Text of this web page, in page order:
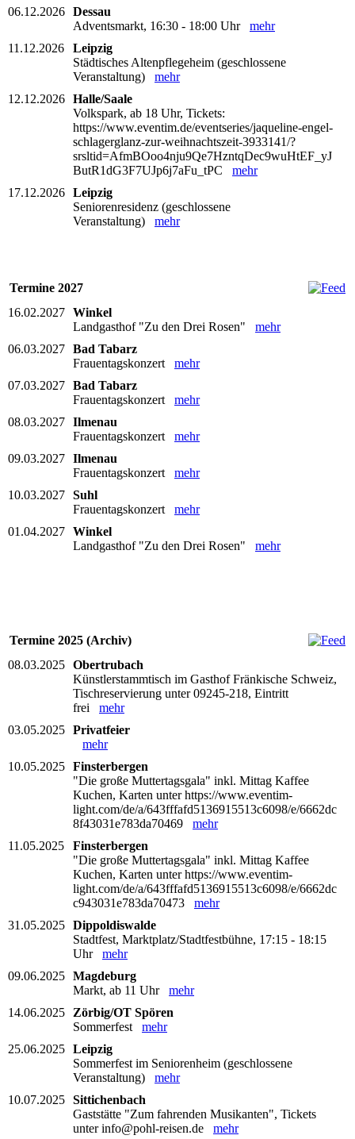
06.12.2026 Dessau
Adventsmarkt, 16:30 - 18:00 Uhr mehr
11.12.2026
Leipzig
Städtisches Altenpflegeheim (geschlossene
Veranstaltung) mehr
12.12.2026 Halle/Saale
Volkspark, ab 18 Uhr, Tickets:
https://www.eventim.de/eventseries/jaqueline-engel-
schlagerglanz-zur-weihnachtszeit-3933141/?
srsltid=AfmBOoo4nju9Qe7HzntqDec9wuHtEF_yJ
ButR1dG3F7UJp6j7aFu_tPC mehr
17.12.2026 Leipzig
Seniorenresidenz (geschlossene
Veranstaltung) mehr
Termine 2027
16.02.2027 Winkel
Landgasthof "Zu den Drei Rosen" mehr
06.03.2027 Bad Tabarz
Frauentagskonzert mehr
07.03.2027 Bad Tabarz
Frauentagskonzert mehr
08.03.2027 Ilmenau
Frauentagskonzert mehr
09.03.2027 Ilmenau
Frauentagskonzert mehr
10.03.2027 Suhl
Frauentagskonzert mehr
01.04.2027 Winkel
Landgasthof "Zu den Drei Rosen" mehr
Termine 2025 (Archiv)
08.03.2025 Obertrubach
Künstlerstammtisch im Gasthof Fränkische Schweiz,
Tischreservierung unter 09245-218, Eintritt
frei mehr
03.05.2025 Privatfeier
mehr
10.05.2025 Finsterbergen
"Die große Muttertagsgala" inkl. Mittag Kaffee
Kuchen, Karten unter https://www.eventim-
light.com/de/a/643fffafd5136915513c6098/e/6662dc
8f43031e783da70469 mehr
11.05.2025
Finsterbergen
"Die große Muttertagsgala" inkl. Mittag Kaffee
Kuchen, Karten unter https://www.eventim-
light.com/de/a/643fffafd5136915513c6098/e/6662dc
c943031e783da70473 mehr
31.05.2025 Dippoldiswalde
Stadtfest, Marktplatz/Stadtfestbühne, 17:15 - 18:15
Uhr mehr
09.06.2025 Magdeburg
Markt, ab 11 Uhr mehr
14.06.2025
Zörbig/OT Spören
Sommerfest mehr
25.06.2025 Leipzig
Sommerfest im Seniorenheim (geschlossene
Veranstaltung) mehr
10.07.2025 Sittichenbach
Gaststätte "Zum fahrenden Musikanten", Tickets
unter info@pohl-reisen.de mehr